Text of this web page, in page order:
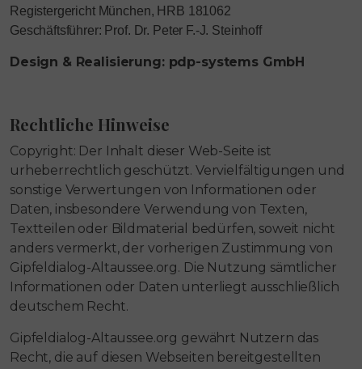
Registergericht München, HRB 181062
Geschäftsführer: Prof. Dr. Peter F.-J. Steinhoff
Design & Realisierung: pdp-systems GmbH
Rechtliche Hinweise
Copyright: Der Inhalt dieser Web-Seite ist
urheberrechtlich geschützt. Vervielfältigungen und
sonstige Verwertungen von Informationen oder
Daten, insbesondere Verwendung von Texten,
Textteilen oder Bildmaterial bedürfen, soweit nicht
anders vermerkt, der vorherigen Zustimmung von
Gipfeldialog-Altaussee.org. Die Nutzung sämtlicher
Informationen oder Daten unterliegt ausschließlich
deutschem Recht.
Gipfeldialog-Altaussee.org gewährt Nutzern das
Recht, die auf diesen Webseiten bereitgestellten